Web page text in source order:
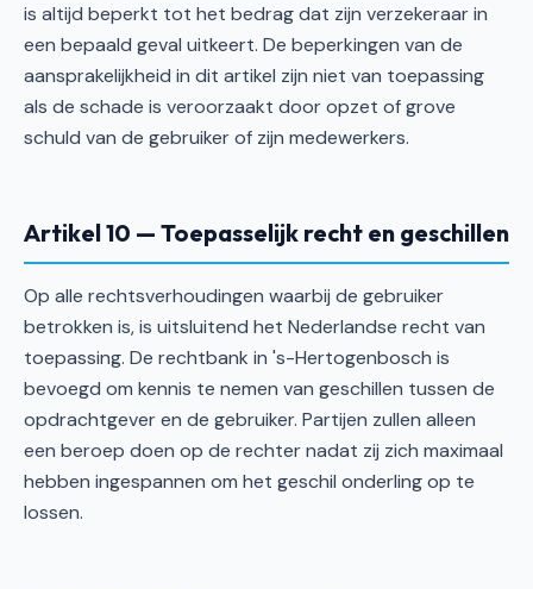
is altijd beperkt tot het bedrag dat zijn verzekeraar in
een bepaald geval uitkeert. De beperkingen van de
aansprakelijkheid in dit artikel zijn niet van toepassing
als de schade is veroorzaakt door opzet of grove
schuld van de gebruiker of zijn medewerkers.
Artikel 10 — Toepasselijk recht en geschillen
Op alle rechtsverhoudingen waarbij de gebruiker
betrokken is, is uitsluitend het Nederlandse recht van
toepassing. De rechtbank in 's-Hertogenbosch is
bevoegd om kennis te nemen van geschillen tussen de
opdrachtgever en de gebruiker. Partijen zullen alleen
een beroep doen op de rechter nadat zij zich maximaal
hebben ingespannen om het geschil onderling op te
lossen.